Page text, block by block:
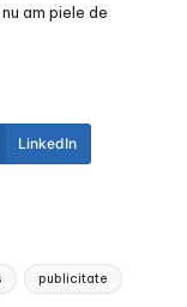
am piele de
LinkedIn
publicitate